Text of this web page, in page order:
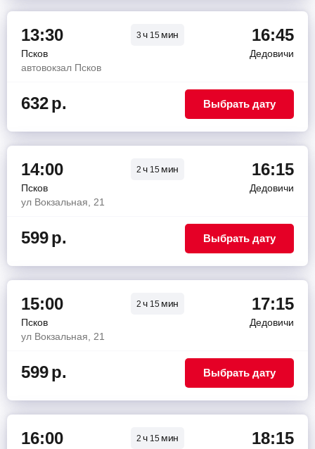
13:30 3ч 15 мин 16:45
Псков
Дедовичи
автовокзал Псков
632р. Выбрать дату
14:00 2ч 15 мин 16:15
Псков
Дедовичи
ул Вокзальная, 21
599р. Выбрать дату
15:00 2ч 15 мин 17:15
Псков
Дедовичи
ул Вокзальная, 21
599р. Выбрать дату
16:00 2ч 15 мин 18:15